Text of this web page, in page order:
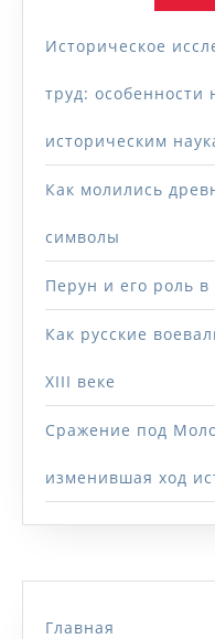
Историческое
труд: особенности
историческим
Как молились
символы
Перун и его роль в
Как русские
XIII веке
Сражение под
изменившая ход
Главная